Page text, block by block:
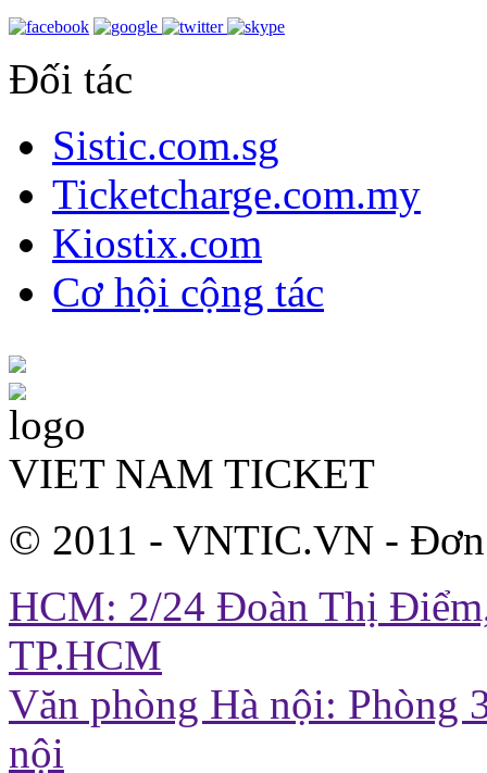
Đối tác
Sistic.com.sg
Ticketcharge.com.my
Kiostix.com
Cơ hội cộng tác
VIET NAM TICKET
© 2011 - VNTIC.VN -
HCM: 2/24 Đoàn Thị
TP.HCM
Văn phòng Hà nội: Phòng
nội